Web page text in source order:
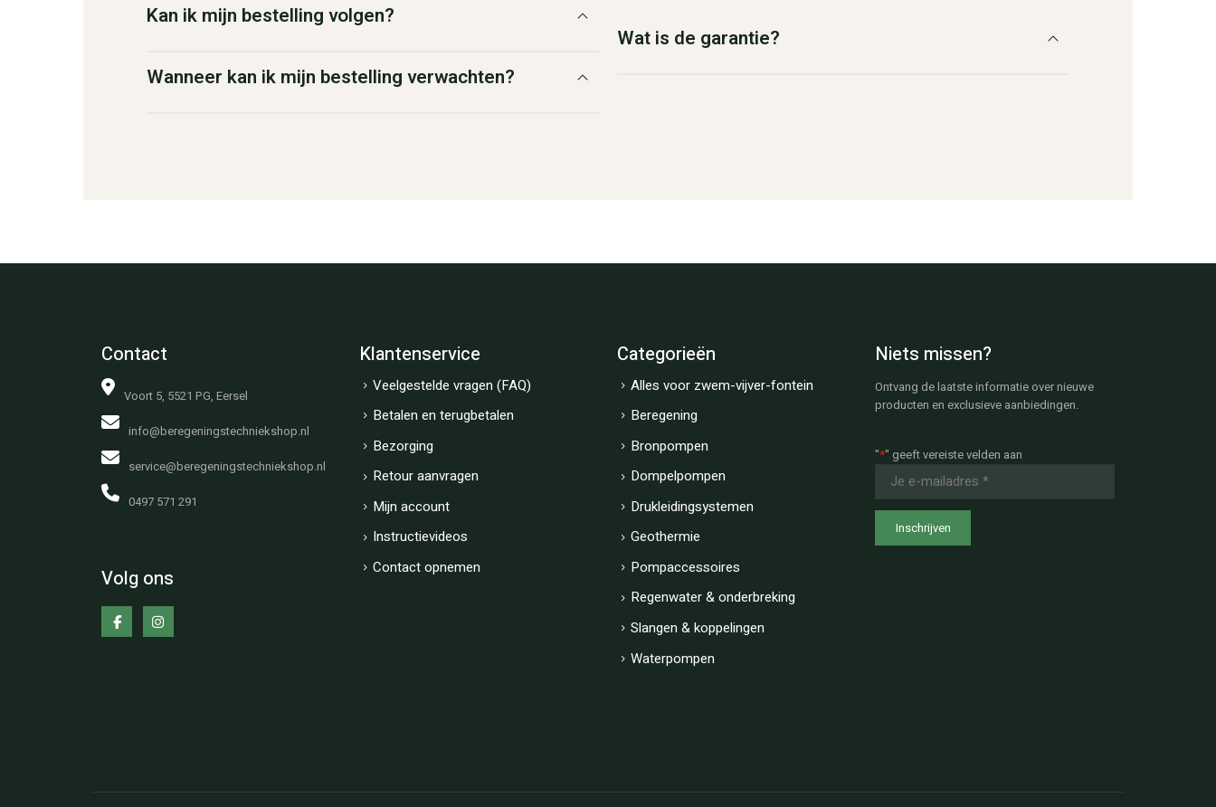
Kan ik mijn bestelling volgen?
Wanneer kan ik mijn bestelling verwachten?
Wat is de garantie?
Contact
Voort 5, 5521 PG, Eersel
info@beregeningstechniekshop.nl
service@beregeningstechniekshop.nl
0497 571 291
Volg ons
Klantenservice
Veelgestelde vragen (FAQ)
Betalen en terugbetalen
Bezorging
Retour aanvragen
Mijn account
Instructievideos
Contact opnemen
Categorieën
Alles voor zwem-vijver-fontein
Beregening
Bronpompen
Dompelpompen
Drukleidingsystemen
Geothermie
Pompaccessoires
Regenwater & onderbreking
Slangen & koppelingen
Waterpompen
Niets missen?
Ontvang de laatste informatie over nieuwe
producten en exclusieve aanbiedingen.
"*" geeft vereiste velden aan
mailadres
*